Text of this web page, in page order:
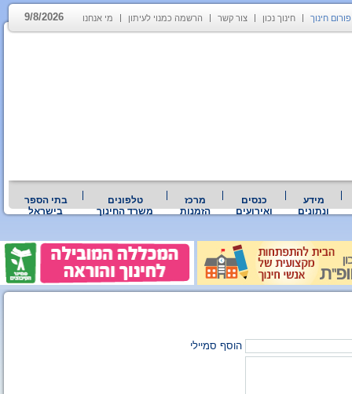
פורום חינוך חינוך נכון צור קשר הרשמה כמנוי לעיתון מי אנחנו 9/8/2026
מידע
ונתונים
כנסים
ואירועים
מרכז
הזמנות
טלפונים
משרד החינוך
בתי הספר
בישראל
הוסף סמיילי